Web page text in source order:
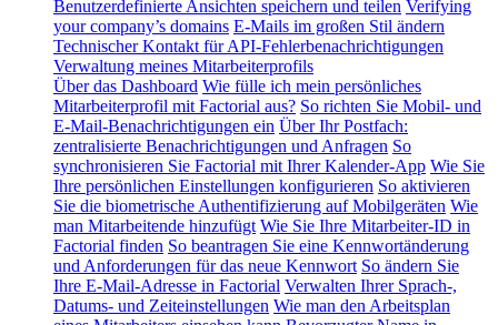
Benutzerdefinierte Ansichten speichern und teilen Verifying
your company’s domains E-Mails im großen Stil ändern
Technischer Kontakt für API-Fehlerbenachrichtigungen
Verwaltung meines Mitarbeiterprofils
Über das Dashboard Wie fülle ich mein persönliches
Mitarbeiterprofil mit Factorial aus? So richten Sie Mobil- und
E-Mail-Benachrichtigungen ein Über Ihr Postfach:
zentralisierte Benachrichtigungen und Anfragen So
synchronisieren Sie Factorial mit Ihrer Kalender-App Wie Sie
Ihre persönlichen Einstellungen konfigurieren So aktivieren
Sie die biometrische Authentifizierung auf Mobilgeräten Wie
man Mitarbeitende hinzufügt Wie Sie Ihre Mitarbeiter-ID in
Factorial finden So beantragen Sie eine Kennwortänderung
und Anforderungen für das neue Kennwort So ändern Sie
Ihre E-Mail-Adresse in Factorial Verwalten Ihrer Sprach-,
Datums- und Zeiteinstellungen Wie man den Arbeitsplan